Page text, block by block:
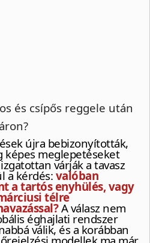
és csípős reggele után
újra bebizonyították,
képes meglepetéseket
várják a tavasz
a kérdés: valóban
a tartós enyhülés, vagy
télre
A válasz nem
éghajlati rendszer
válik, és a korábban